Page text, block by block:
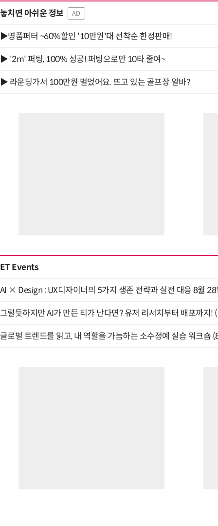
놓치면 아쉬운 정보 AD
▶명품퍼터 ~60%할인 '10만원'대 선착순 한정판매!
▶ '2m' 퍼팅, 100% 성공! 퍼팅으로만 10타 줄여~
▶ 라운딩가서 100만원 벌었어요. 뜨고 있는 골프장 알바?
ET Events
AI × Design : UX디자이너의 5가지 생존 전략과 실전 대응 8월
그럴듯하지만 AI가 만든 티가 난다면? 유저 리서치부터 배포까지!
글로벌 트렌드를 읽고, 내 역할을 가늠하는 소수정예 실습 워크숍